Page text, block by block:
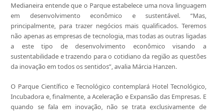
Medianeira entende que o Parque estabelece uma nova linguagem
em desenvolvimento econômico e sustentável. “Mas,
principalmente, para trazer negócios mais qualificados. Teremos
não apenas as empresas de tecnologia, mas todas as outras ligadas
a este tipo de desenvolvimento econômico visando a
sustentabilidade e trazendo para o cotidiano da região as questões
da inovação em todos os sentidos”, avalia Márcia Hanzen.
O Parque Científico e Tecnológico contemplará Hotel Tecnológico,
Incubadora e, finalmente, a Aceleração e Expansão das Empresas. E
quando se fala em inovação, não se trata exclusivamente de